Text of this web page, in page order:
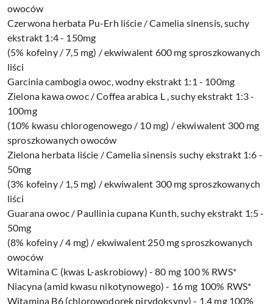
owoców
Czerwona herbata Pu-Erh liście / Camelia sinensis, suchy
ekstrakt 1:4 - 150mg
(5% kofeiny / 7,5 mg) / ekwiwalent 600 mg sproszkowanych
liści
Garcinia cambogia owoc, wodny ekstrakt 1:1 - 100mg
Zielona kawa owoc / Coffea arabica L , suchy ekstrakt 1:3 -
100mg
(10% kwasu chlorogenowego / 10 mg) / ekwiwalent 300 mg
sproszkowanych owoców
Zielona herbata liście / Camelia sinensis suchy ekstrakt 1:6 -
50mg
(3% kofeiny / 1,5 mg) / ekwiwalent 300 mg sproszkowanych
liści
Guarana owoc / Paullinia cupana Kunth, suchy ekstrakt 1:5 -
50mg
(8% kofeiny / 4 mg) / ekwiwalent 250 mg sproszkowanych
owoców
Witamina C (kwas L-askrobiowy) - 80 mg 100 % RWS*
Niacyna (amid kwasu nikotynowego) - 16 mg 100% RWS*
Witamina B6 (chlorowodorek pirydoksyny) - 1,4 mg 100%